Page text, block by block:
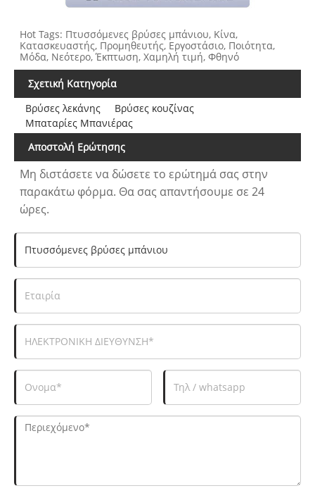
Hot Tags: Πτυσσόμενες βρύσες μπάνιου, Κίνα,
Κατασκευαστής, Προμηθευτής, Εργοστάσιο, Ποιότητα,
Μόδα, Νεότερο, Έκπτωση, Χαμηλή τιμή, Φθηνό
Σχετική Κατηγορία
Βρύσες λεκάνης
Βρύσες κουζίνας
Μπαταρίες Μπανιέρας
Αποστολή Ερώτησης
Μη διστάσετε να δώσετε το ερώτημά σας στην
παρακάτω φόρμα. Θα σας απαντήσουμε σε 24
ώρες.